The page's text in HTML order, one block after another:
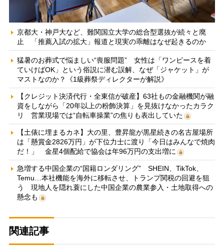
京都大・神戸大など、難関国立大学の総合型選抜が続々と廃
止 「推薦入試の拡大」報道と現実の乖離はなぜ起きるのか
猛暑のお葬式で悩ましい“喪服問題” 女性は「ワンピースを着
ていけばOK」という俗説に潜む誤解、なぜ「ジャケット」が
マストなのか？《1級葬祭ディレクターが解説》
【クレジット決済代行・全東信が破産】63社もの金融機関が融
資をしながら「20年以上の粉飾決算」を見抜けなかったカラク
リ 営業現場では“自転車操業”の焦りも表出していた
【土俵に埋まるカネ】大の里、豊昇龍が黒星続きの名古屋場所
は「懸賞金2826万円」が下位力士に渡り「今日はみんなで焼肉
だ！」 金星4個配給で協会は年96万円の支出増に
急増する中国企業の“国籍ロンダリング” SHEIN、TikTok、
Temu…本社機能を海外に移転させ、トランプ関税の回避を狙
う 現地人を隠れ蓑にした中国企業の農業参入・土地取得への
懸念も
関連記事